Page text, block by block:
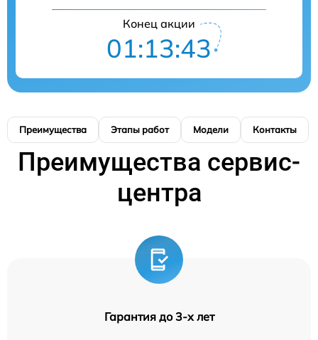
Конец акции
01:13:42
Преимущества Этапы работ Модели Контакты
Преимущества сервис-
центра
Гарантия до 3-х лет